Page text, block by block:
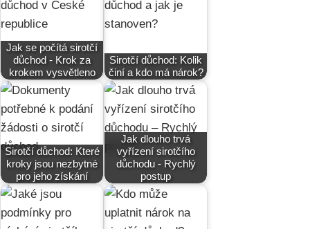
Jak se počítá sirotčí
důchod - Krok za
krokem vysvětleno
Sirotčí důchod: Kolik
činí a kdo má nárok?
Sirotčí důchod: Které
kroky jsou nezbytné
pro jeho získání
Jak dlouho trvá
vyřízení sirotčího
důchodu - Rychlý
postup